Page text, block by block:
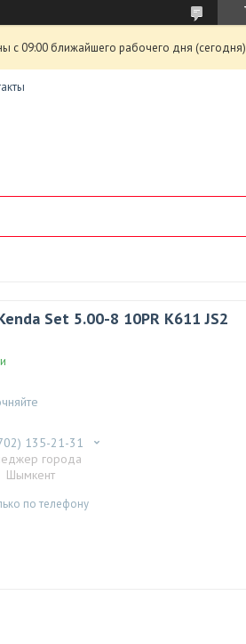
с 09:00 ближайшего рабочего дня (сегодня)
Set 5.00-8 10PR K611 JS2
135-21-31
города
Шымкент
по телефону